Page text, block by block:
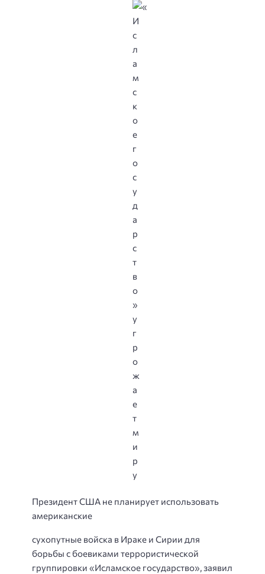
Президент США не планирует использовать
американские
сухопутные войска в Ираке и Сирии для
борьбы с боевиками террористической
группировки «Исламское государство», заявил